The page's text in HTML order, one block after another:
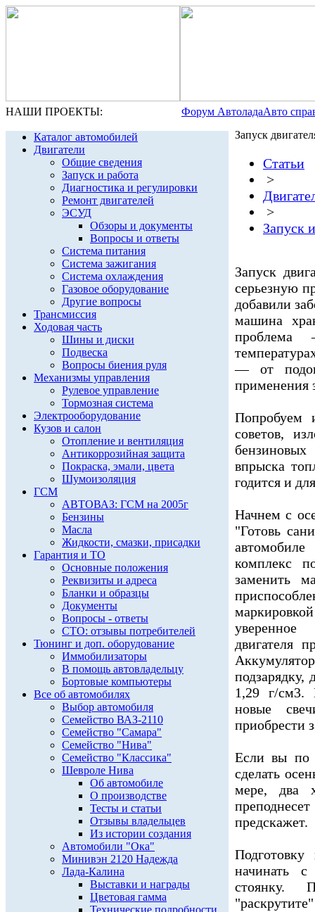
НАШИ ПРОЕКТЫ: Форум АвтоладаАвто
Каталог автомобилей
Двигатели
Общие сведения
Запуск и работа
Диагностика и регулировки
Ремонт двигателей
ЭСУД
Обзоры и документы
Вопросы и ответы
Система питания
Система зажигания
Система охлаждения
Газовое оборудование
Другие вопросы
Трансмиссия
Ходовая часть
Шины и диски
Подвеска
Вопросы биения руля
Механизмы управления
Рулевое управление
Тормозная система
Электрооборудование
Кузов и салон
Отопление и вентиляция
Антикоррозийная защита
Покраска, эмали, цвета
Шумоизоляция
ГСМ
АВТОВАЗ: ГСМ на 2005г
Бензины
Масла
Жидкости, смазки, присадки
Гарантия и ТО
Основные положения
Реквизиты и адреса
Бланки и образцы
Документы
Вопросы - ответы
СТО: отзывы потребителей
Тюнинг и доп. оборудование
Иммобилизаторы
В помощь автовладельцу
Бортовые компьютеры
Все об автомобилях
Выбор автомобиля
Семейство ВАЗ-2110
Семейство "Самара"
Семейство "Нива"
Семейство "Классика"
Шевроле Нива
Об автомобиле
О производстве
Тесты и статьи
Отзывы владельцев
Из истории создания
Автомобили "Ока"
Минивэн 2120 Надежда
Лада-Калина
Выставки и награды
Цветовая гамма
Технические подробности
Запуск
Статьи
>
>
Запуск
Запуск
серьезную
добавили
машина
проблема
— от
применения
советов,
впрыска
годится и
Начнем с
"Готовь
комплекс
заменить
уверенное
двигателя
подзарядку,
1,29 г/см3.
новые
приобрести
Если вы по
сделать
мере, два
предскажет.
начинать
стоянку.